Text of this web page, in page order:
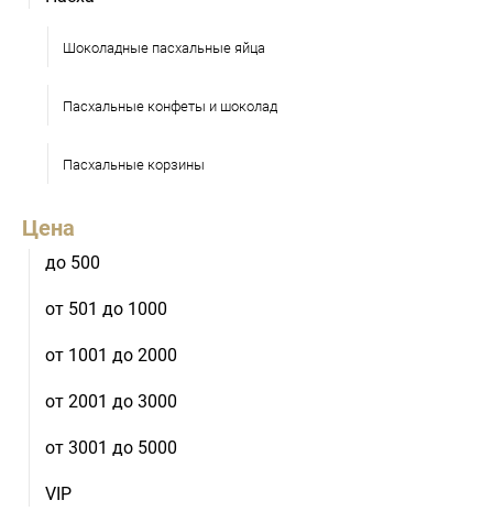
Шоколадные пасхальные яйца
Пасхальные конфеты и шоколад
Пасхальные корзины
Цена
до 500
от 501 до 1000
от 1001 до 2000
от 2001 до 3000
от 3001 до 5000
VIP